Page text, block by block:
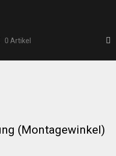
0 Artikel
(Montagewinkel)